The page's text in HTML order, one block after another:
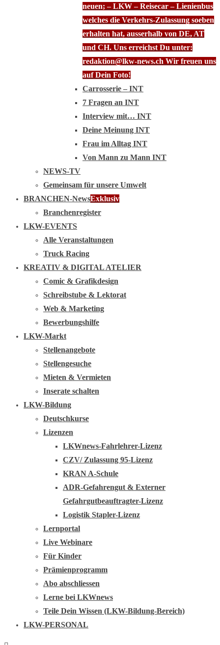
neuen; – LKW – Reisecar – Lienienbus
welches die Verkehrs-Zulassung soeben
erhalten hat, ausserhalb von DE, AT
und CH. Uns erreichst Du unter:
redaktion@lkw-news.ch Wir freuen uns
auf Dein Foto!
Carrosserie – INT
7 Fragen an INT
Interview mit… INT
Deine Meinung INT
Frau im Alltag INT
Von Mann zu Mann INT
NEWS-TV
Gemeinsam für unsere Umwelt
BRANCHEN-NewsExklusiv
Branchenregister
LKW-EVENTS
Alle Veranstaltungen
Truck Racing
KREATIV & DIGITAL ATELIER
Comic & Grafikdesign
Schreibstube & Lektorat
Web & Marketing
Bewerbungshilfe
LKW-Markt
Stellenangebote
Stellengesuche
Mieten & Vermieten
Inserate schalten
LKW-Bildung
Deutschkurse
Lizenzen
LKWnews-Fahrlehrer-Lizenz
CZV/ Zulassung 95-Lizenz
KRAN A-Schule
ADR-Gefahrengut & Externer
Gefahrgutbeauftragter-Lizenz
Logistik Stapler-Lizenz
Lernportal
Live Webinare
Für Kinder
Prämienprogramm
Abo abschliessen
Lerne bei LKWnews
Teile Dein Wissen (LKW-Bildung-Bereich)
LKW-PERSONAL